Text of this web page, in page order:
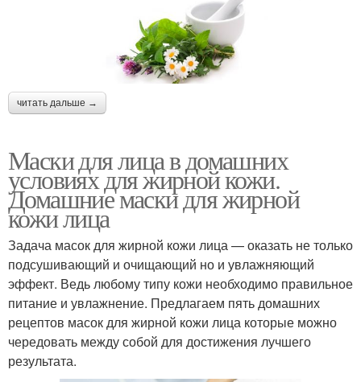
читать дальше →
Маски для лица в домашних
условиях для жирной кожи.
Домашние маски для жирной
кожи лица
Задача масок для жирной кожи лица — оказать не только
подсушивающий и очищающий но и увлажняющий
эффект. Ведь любому типу кожи необходимо правильное
питание и увлажнение. Предлагаем пять домашних
рецептов масок для жирной кожи лица которые можно
чередовать между собой для достижения лучшего
результата.